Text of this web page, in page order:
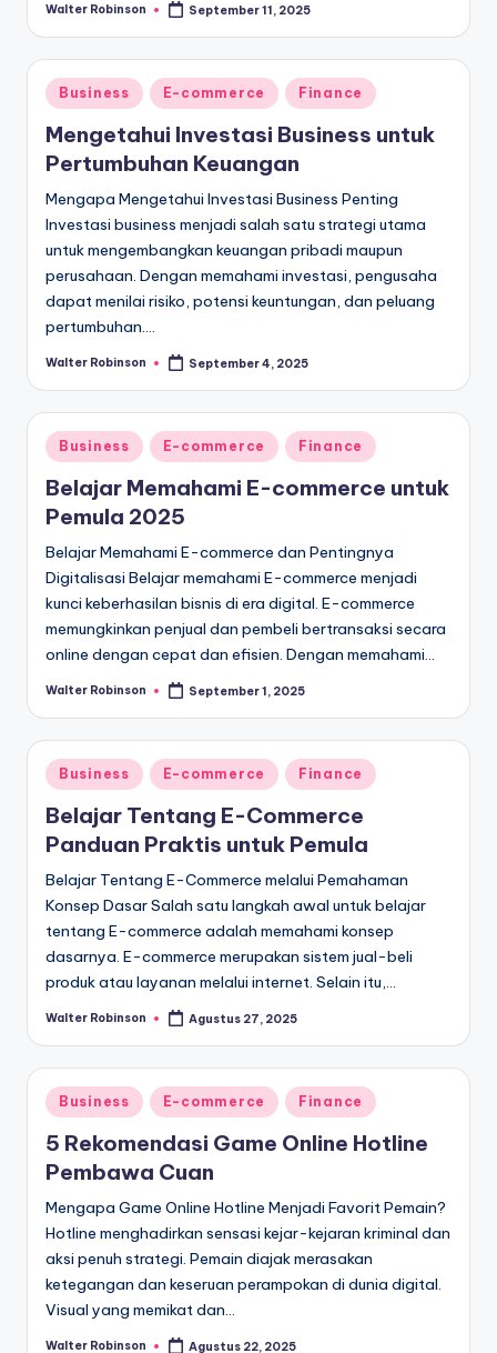
Posted
Walter Robinson September 11, 2025
Posted
in
Business E-commerce Finance
Mengetahui Investasi Business untuk
Pertumbuhan Keuangan
Mengapa Mengetahui Investasi Business Penting
Investasi business menjadi salah satu strategi utama
untuk mengembangkan keuangan pribadi maupun
perusahaan. Dengan memahami investasi, pengusaha
dapat menilai risiko, potensi keuntungan, dan peluang
pertumbuhan.…
Posted
Walter Robinson September 4, 2025
Posted
in
Business E-commerce Finance
Belajar Memahami E-commerce untuk
Pemula 2025
Belajar Memahami E-commerce dan Pentingnya
Digitalisasi Belajar memahami E-commerce menjadi
kunci keberhasilan bisnis di era digital. E-commerce
memungkinkan penjual dan pembeli bertransaksi secara
online dengan cepat dan efisien. Dengan memahami…
Posted
Walter Robinson September 1, 2025
Posted
in
Business E-commerce Finance
Belajar Tentang E-Commerce
Panduan Praktis untuk Pemula
Belajar Tentang E-Commerce melalui Pemahaman
Konsep Dasar Salah satu langkah awal untuk belajar
tentang E-commerce adalah memahami konsep
dasarnya. E-commerce merupakan sistem jual-beli
produk atau layanan melalui internet. Selain itu,…
Posted
Walter Robinson Agustus 27, 2025
Posted
in
Business E-commerce Finance
5 Rekomendasi Game Online Hotline
Pembawa Cuan
Mengapa Game Online Hotline Menjadi Favorit Pemain?
Hotline menghadirkan sensasi kejar-kejaran kriminal dan
aksi penuh strategi. Pemain diajak merasakan
ketegangan dan keseruan perampokan di dunia digital.
Visual yang memikat dan…
Walter Robinson Agustus 22, 2025